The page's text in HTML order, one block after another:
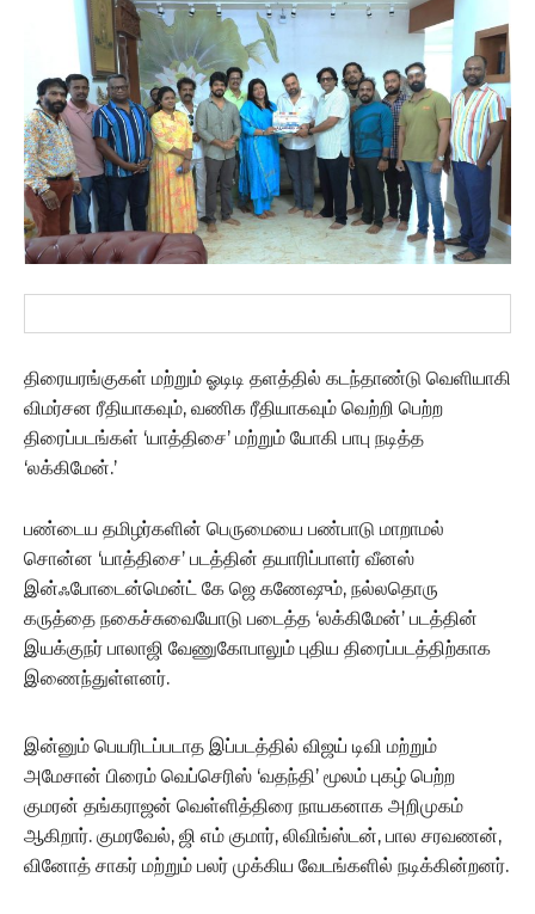
திரையரங்குகள் மற்றும் ஓடிடி தளத்தில் கடந்தாண்டு வெளியாகி
விமர்சன ரீதியாகவும், வணிக ரீதியாகவும் வெற்றி பெற்ற
திரைப்படங்கள் ‘யாத்திசை’ மற்றும் யோகி பாபு நடித்த
‘லக்கிமேன்.’
பண்டைய தமிழர்களின் பெருமையை பண்பாடு மாறாமல்
சொன்ன ‘யாத்திசை’ படத்தின் தயாரிப்பாளர் வீனஸ்
இன்ஃபோடைன்மென்ட் கே ஜெ கணேஷும், நல்லதொரு
கருத்தை நகைச்சுவையோடு படைத்த ‘லக்கிமேன்’ படத்தின்
இயக்குநர் பாலாஜி வேணுகோபாலும் புதிய திரைப்படத்திற்காக
இணைந்துள்ளனர்.
இன்னும் பெயரிடப்படாத இப்படத்தில் விஜய் டிவி மற்றும்
அமேசான் பிரைம் வெப்செரிஸ் ‘வதந்தி’ மூலம் புகழ் பெற்ற
குமரன் தங்கராஜன் வெள்ளித்திரை நாயகனாக அறிமுகம்
ஆகிறார். குமரவேல், ஜி எம் குமார், லிவிங்ஸ்டன், பால சரவணன்,
வினோத் சாகர் மற்றும் பலர் முக்கிய வேடங்களில் நடிக்கின்றனர்.